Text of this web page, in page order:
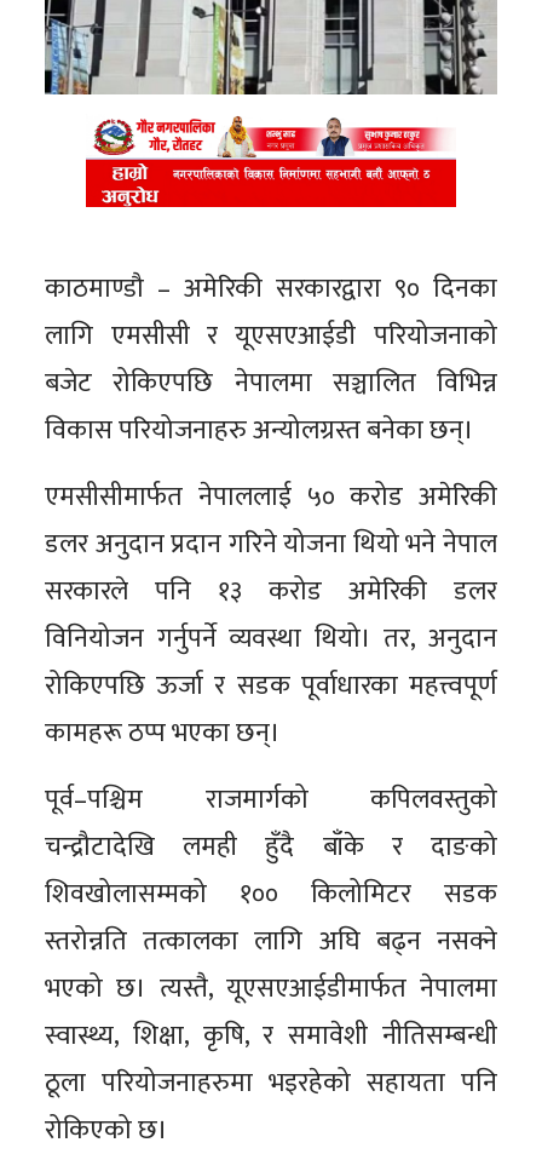
काठमाण्डौ – अमेरिकी सरकारद्वारा ९० दिनका
लागि एमसीसी र यूएसएआईडी परियोजनाको
बजेट रोकिएपछि नेपालमा सञ्चालित विभिन्न
विकास परियोजनाहरु अन्योलग्रस्त बनेका छन्।
एमसीसीमार्फत नेपाललाई ५० करोड अमेरिकी
डलर अनुदान प्रदान गरिने योजना थियो भने नेपाल
सरकारले पनि १३ करोड अमेरिकी डलर
विनियोजन गर्नुपर्ने व्यवस्था थियो। तर, अनुदान
रोकिएपछि ऊर्जा र सडक पूर्वाधारका महत्त्वपूर्ण
कामहरू ठप्प भएका छन्।
पूर्व–पश्चिम राजमार्गको कपिलवस्तुको
चन्द्रौटादेखि लमही हुँदै बाँके र दाङको
शिवखोलासम्मको १०० किलोमिटर सडक
स्तरोन्नति तत्कालका लागि अघि बढ्न नसक्ने
भएको छ। त्यस्तै, यूएसएआईडीमार्फत नेपालमा
स्वास्थ्य, शिक्षा, कृषि, र समावेशी नीतिसम्बन्धी
ठूला परियोजनाहरुमा भइरहेको सहायता पनि
रोकिएको छ।